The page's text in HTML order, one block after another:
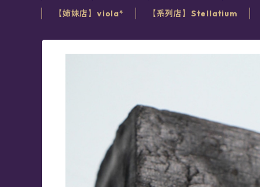
【姉妹店】viola*
【系列店】Stellatium